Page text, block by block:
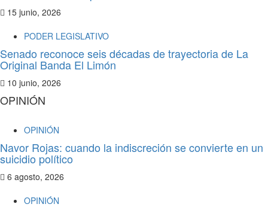
15 junio, 2026
PODER LEGISLATIVO
Senado reconoce seis décadas de trayectoria de La
Original Banda El Limón
10 junio, 2026
OPINIÓN
OPINIÓN
Navor Rojas: cuando la indiscreción se convierte en un
suicidio político
6 agosto, 2026
OPINIÓN